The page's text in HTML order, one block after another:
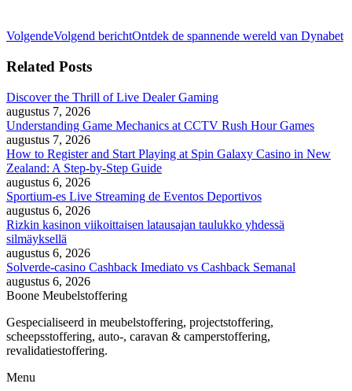
VolgendeVolgend berichtOntdek de spannende wereld van Dynabet
Related Posts
Discover the Thrill of Live Dealer Gaming
augustus 7, 2026
Understanding Game Mechanics at CCTV Rush Hour Games
augustus 7, 2026
How to Register and Start Playing at Spin Galaxy Casino in New
Zealand: A Step-by-Step Guide
augustus 6, 2026
Sportium-es Live Streaming de Eventos Deportivos
augustus 6, 2026
Rizkin kasinon viikoittaisen latausajan taulukko yhdessä
silmäyksellä
augustus 6, 2026
Solverde-casino Cashback Imediato vs Cashback Semanal
augustus 6, 2026
Boone Meubelstoffering
Gespecialiseerd in meubelstoffering, projectstoffering,
scheepsstoffering, auto-, caravan & camperstoffering,
revalidatiestoffering.
Menu